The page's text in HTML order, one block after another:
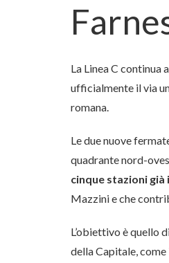
La Linea C continua
ufficialmente il via
romana.
Le due nuove
quadrante nord-
cinque stazioni
Mazzini e che
L’obiettivo è quello
della Capitale,